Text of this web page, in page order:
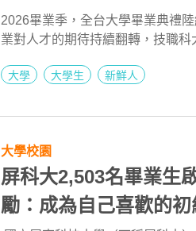
2026畢業季，全台大學畢業典禮
業對人才的期待持續翻轉，技職
國立臺北科技大學、龍華科技大
學特色不同，校長與受邀致詞的
的能力、產業實戰累積的底氣，以
感。
大學 大學生 新鮮人
大學校園
屏科大2,503名畢業
勵：成為自己喜歡的初